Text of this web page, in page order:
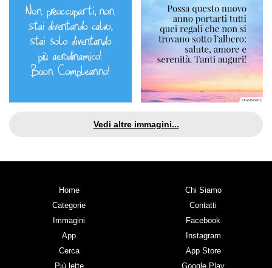
Vedi altre immagini...
Home
Categorie
Immagini
App
Cerca
Più lette
Chi Siamo
Contatti
Facebook
Instagram
App Store
Google Play